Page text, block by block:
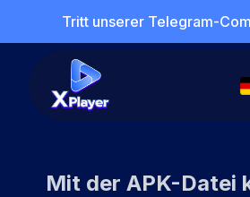
Tritt unserer Telegram-
Mit der APK-Datei